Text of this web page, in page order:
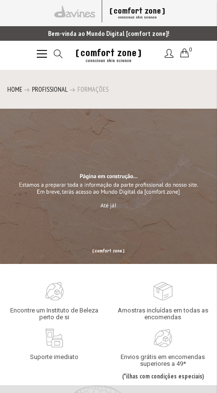
Bem-vinda ao Mundo Digital [comfort zone]!
Alternar
0
HOME PROFISSIONAL FORMAÇÕES
Encontre um Instituto de Beleza
perto de si
Amostras incluídas em todas as
encomendas
Suporte imediato
Envios grátis em encomendas
superiores a 49*
(*ilhas com condições especiais)